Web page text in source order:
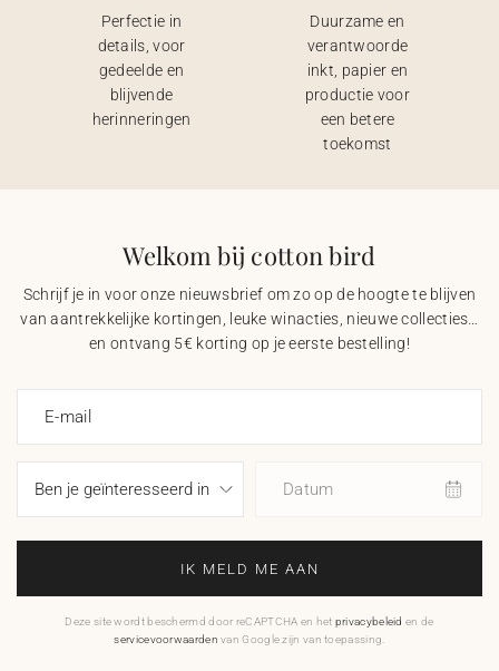
Perfectie in
details, voor
gedeelde en
blijvende
herinneringen
Duurzame en
verantwoorde
inkt, papier en
productie voor
een betere
toekomst
Welkom bij cotton bird
Schrijf je in voor onze nieuwsbrief om zo op de hoogte te blijven
van aantrekkelijke kortingen, leuke winacties, nieuwe collecties…
en ontvang 5€ korting op je eerste bestelling!
E-mail
Datum
IK MELD ME AAN
Deze site wordt beschermd door reCAPTCHA en het privacybeleid en de
servicevoorwaarden van Google zijn van toepassing.